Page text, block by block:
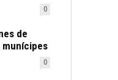
0
de
munícipes
0